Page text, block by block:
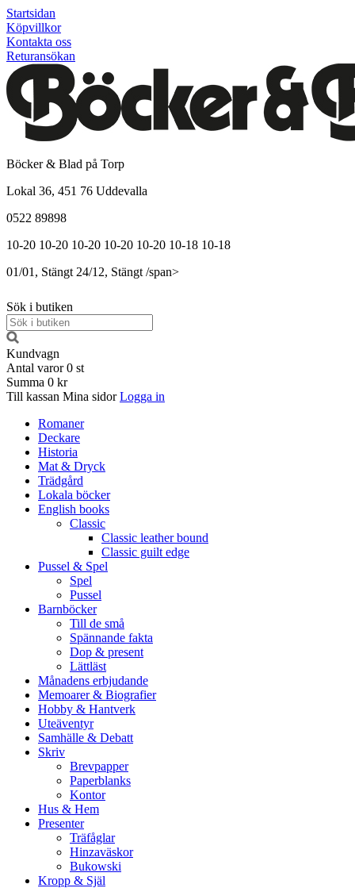
Startsidan
Köpvillkor
Kontakta oss
Returansökan
Böcker & Blad på Torp
Lokal 36, 451 76 Uddevalla
0522 89898
10-20 10-20 10-20 10-20 10-20 10-18 10-18
01/01, Stängt 24/12, Stängt /span>
Sök i butiken
Kundvagn
Antal varor 0 st
Summa 0 kr
Till kassan Mina sidor Logga in
Romaner
Deckare
Historia
Mat & Dryck
Trädgård
Lokala böcker
English books
Classic
Classic leather bound
Classic guilt edge
Pussel & Spel
Spel
Pussel
Barnböcker
Till de små
Spännande fakta
Dop & present
Lättläst
Månadens erbjudande
Memoarer & Biografier
Hobby & Hantverk
Uteäventyr
Samhälle & Debatt
Skriv
Brevpapper
Paperblanks
Kontor
Hus & Hem
Presenter
Träfåglar
Hinzaväskor
Bukowski
Kropp & Själ